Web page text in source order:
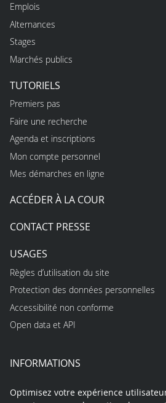
Emplois
Alternances
Stages
Marchés publics
TUTORIELS
Premiers pas
Faire une recherche
Agenda et inscriptions
Mon compte personnel
Mes démarches en ligne
ACCÉDER À LA COUR
CONTACT PRESSE
USAGES
Règles d’utilisation du site
Protection des données personnelles
Accessibilité non conforme
Open data et API
INFORMATIONS
Optimisez votre expérience